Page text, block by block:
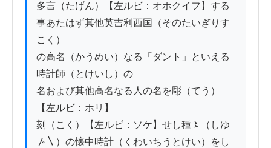
多言（たげん）【左ルビ：オホクイフ】する
事あたはず其他英吉利西国（そのたいぎりす
こく）
の高名（かうめい）なる「ダント」といえる
時計師（とけいし）の
名および其他高名なる人の名を彫（てう）
【左ルビ：ホリ】
刻（こく）【左ルビ：ソケ】せし種〻（しゆ
〴〵）の懐中時計（くわいちうとけい）をし